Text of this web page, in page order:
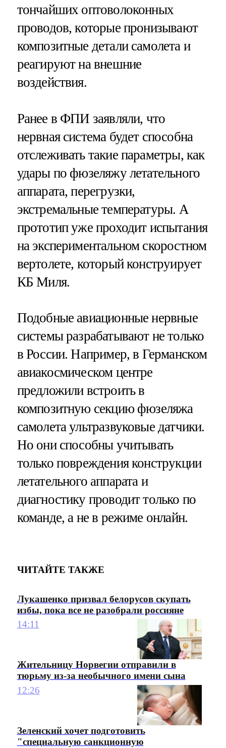
тончайших оптоволоконных
проводов, которые пронизывают
композитные детали самолета и
реагируют на внешние
воздействия.
Ранее в ФПИ заявляли, что
нервная система будет способна
отслеживать такие параметры, как
удары по фюзеляжу летательного
аппарата, перегрузки,
экстремальные температуры. А
прототип уже проходит испытания
на экспериментальном скоростном
вертолете, который конструирует
КБ Миля.
Подобные авиационные нервные
системы разрабатывают не только
в России. Например, в Германском
авиакосмическом центре
предложили встроить в
композитную секцию фюзеляжа
самолета ультразвуковые датчики.
Но они способны учитывать
только повреждения конструкции
летательного аппарата и
диагностику проводит только по
команде, а не в режиме онлайн.
ЧИТАЙТЕ ТАКЖЕ
Лукашенко призвал белорусов скупать
избы, пока все не разобрали россияне
14:11
Жительницу Норвегии отправили в
тюрьму из-за необычного имени сына
12:26
Зеленский хочет подготовить
"специальную санкционную